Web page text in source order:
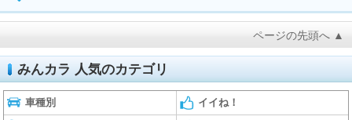
ページの先頭へ ▲
みんカラ 人気のカテゴリ
車種別 イイね！